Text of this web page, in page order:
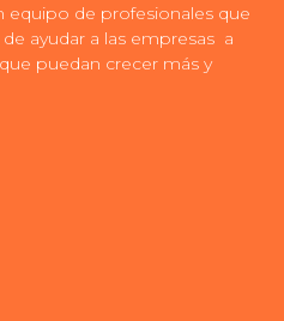
equipo de profesionales que
ayudar a las empresas a
puedan crecer más y